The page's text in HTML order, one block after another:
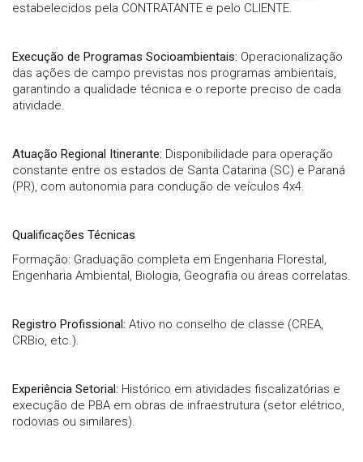
estabelecidos pela CONTRATANTE e pelo CLIENTE.
Execução de Programas Socioambientais: Operacionalização
das ações de campo previstas nos programas ambientais,
garantindo a qualidade técnica e o reporte preciso de cada
atividade.
Atuação Regional Itinerante: Disponibilidade para operação
constante entre os estados de Santa Catarina (SC) e Paraná
(PR), com autonomia para condução de veículos 4x4.
Qualificações Técnicas
Formação: Graduação completa em Engenharia Florestal,
Engenharia Ambiental, Biologia, Geografia ou áreas correlatas.
Registro Profissional: Ativo no conselho de classe (CREA,
CRBio, etc.).
Experiência Setorial: Histórico em atividades fiscalizatórias e
execução de PBA em obras de infraestrutura (setor elétrico,
rodovias ou similares).